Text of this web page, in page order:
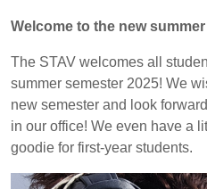
Welcome to the new
The STAV welcomes all
summer semester 2025! We
new semester and look
in our office! We even have a
goodie for first-year students.